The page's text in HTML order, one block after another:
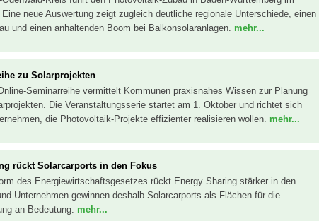
neue Auswertung zeigt zugleich deutliche regionale Unterschiede, einen
und einen anhaltenden Boom bei Balkonsolaranlagen. mehr...
zu Solarprojekten
Seminarreihe vermittelt Kommunen praxisnahes Wissen zur Planung
Die Veranstaltungsserie startet am 1. Oktober und richtet sich
die Photovoltaik-Projekte effizienter realisieren wollen. mehr...
rückt Solarcarports in den Fokus
des Energiewirtschaftsgesetzes rückt Energy Sharing stärker in den
Unternehmen gewinnen deshalb Solarcarports als Flächen für die
an Bedeutung. mehr...